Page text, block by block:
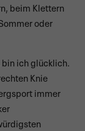
beim Klettern
oder
ich glücklich.
Knie
immer